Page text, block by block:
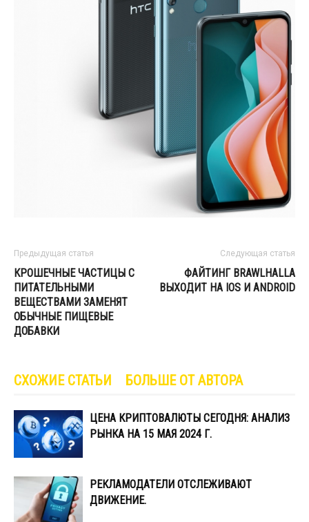
Предыдущая статья
КРОШЕЧНЫЕ ЧАСТИЦЫ С
ПИТАТЕЛЬНЫМИ
ВЕЩЕСТВАМИ ЗАМЕНЯТ
ОБЫЧНЫЕ ПИЩЕВЫЕ
ДОБАВКИ
Следующая статья
ФАЙТИНГ BRAWLHALLA
ВЫХОДИТ НА IOS И ANDROID
СХОЖИЕ СТАТЬИ БОЛЬШЕ ОТ АВТОРА
ЦЕНА КРИПТОВАЛЮТЫ СЕГОДНЯ: АНАЛИЗ
РЫНКА НА 15 МАЯ 2024 Г.
РЕКЛАМОДАТЕЛИ ОТСЛЕЖИВАЮТ
ДВИЖЕНИЕ.